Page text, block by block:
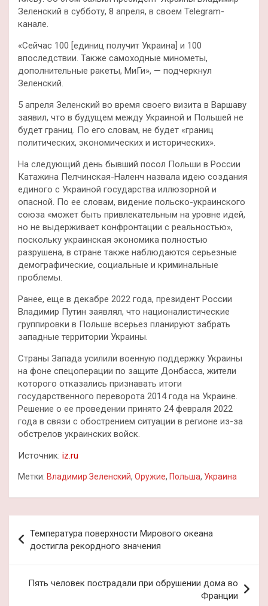
Зеленский в субботу, 8 апреля, в своем Telegram-
канале.
«Сейчас 100 [единиц получит Украина] и 100
впоследствии. Также самоходные минометы,
дополнительные ракеты, МиГи», — подчеркнул
Зеленский.
5 апреля Зеленский во время своего визита в Варшаву
заявил, что в будущем между Украиной и Польшей не
будет границ. По его словам, не будет «границ
политических, экономических и исторических».
На следующий день бывший посол Польши в России
Катажина Пелчинская-Наленч назвала идею создания
единого с Украиной государства иллюзорной и
опасной. По ее словам, видение польско-украинского
союза «может быть привлекательным на уровне идей,
но не выдерживает конфронтации с реальностью»,
поскольку украинская экономика полностью
разрушена, в стране также наблюдаются серьезные
демографические, социальные и криминальные
проблемы.
Ранее, еще в декабре 2022 года, президент России
Владимир Путин заявлял, что националистические
группировки в Польше всерьез планируют забрать
западные территории Украины.
Страны Запада усилили военную поддержку Украины
на фоне спецоперации по защите Донбасса, жители
которого отказались признавать итоги
государственного переворота 2014 года на Украине.
Решение о ее проведении принято 24 февраля 2022
года в связи с обострением ситуации в регионе из-за
обстрелов украинских войск.
Источник: iz.ru
Метки: Владимир Зеленский, Оружие, Польша, Украина
по
записям
Температура поверхности Мирового океана
достигла рекордного значения
Пять человек пострадали при обрушении дома во
Франции